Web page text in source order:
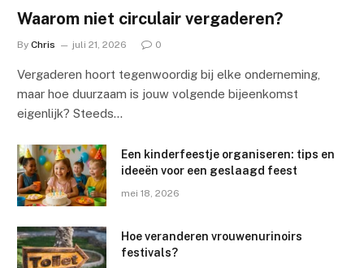
Waarom niet circulair vergaderen?
By Chris juli 21, 2026 0
Vergaderen hoort tegenwoordig bij elke onderneming,
maar hoe duurzaam is jouw volgende bijeenkomst
eigenlijk? Steeds…
Een kinderfeestje organiseren: tips en
ideeën voor een geslaagd feest
mei 18, 2026
Hoe veranderen vrouwenurinoirs
festivals?